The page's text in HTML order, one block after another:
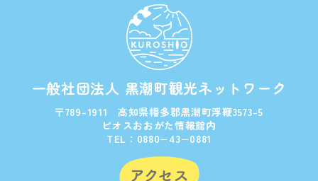
一般社団法人 黒潮町観光ネットワーク
〒789-1911 高知県幡多郡黒潮町浮鞭3573-5
ビオスおおがた情報館内
TEL：0880−43−0881